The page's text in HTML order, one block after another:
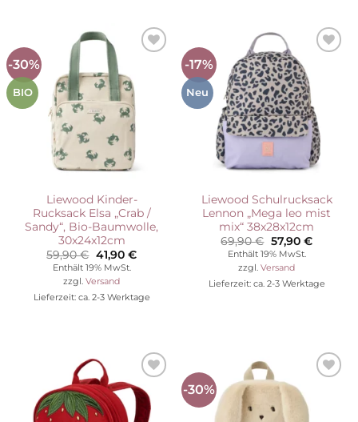
-30%
BIO
Auf die
Wunschliste
Liewood Kinder-
Rucksack Elsa „Crab /
Sandy“, Bio-Baumwolle,
30x24x12cm
59,90€ Ursprünglicher
Preis
war:
59,90 €
41,90 €Aktueller
Enthält 19% MwSt.
zzgl. Versand
Lieferzeit: ca. 2-3 Werktage
-17%
Neu
Auf die
Wunschliste
Liewood Schulrucksack
Lennon „Mega leo mist
mix“ 38x28x12cm
69,90€ Ursprünglicher
Preis
war:
69,90 €
57,90 €
Enthält 19% MwSt.
zzgl. Versand
Lieferzeit: ca. 2-3 Werktage
Auf die
Wunschliste
-30%
Auf die
Wunschliste